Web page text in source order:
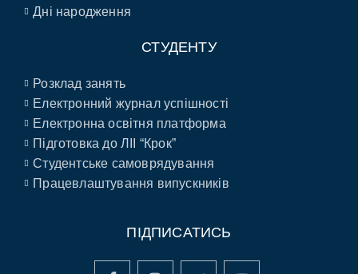
Дні народження
СТУДЕНТУ
Розклад занять
Електронний журнал успішності
Електронна освітня платформа
Підготовка до ЛІІ “Крок”
Студентське самоврядування
Працевлаштування випускників
ПІДПИСАТИСЬ